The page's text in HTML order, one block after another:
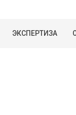
ЭКСПЕРТИЗА